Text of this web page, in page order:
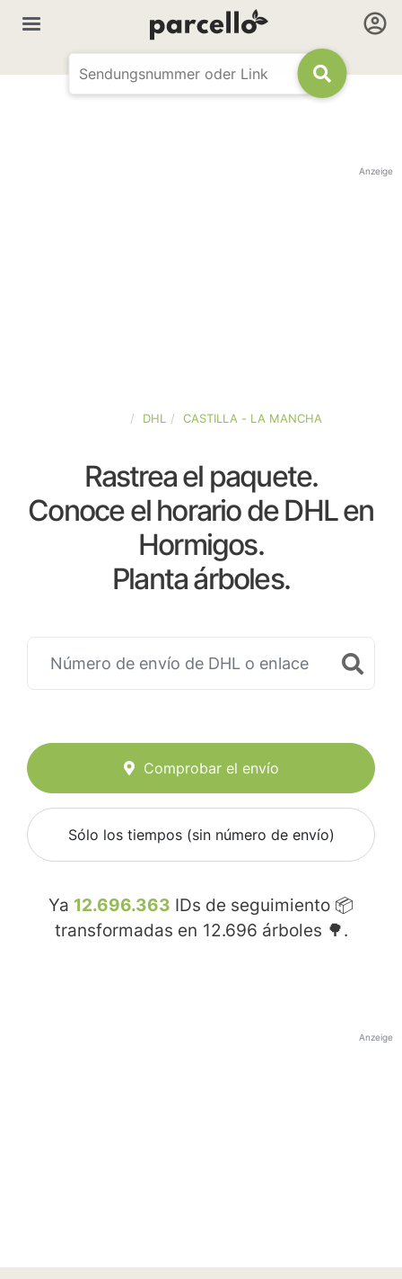
Anzeige
DHL CASTILLA - LA MANCHA
Rastrea el paquete.
Conoce el horario de DHL en
Hormigos.
Planta árboles.
Comprobar el envío
Sólo los tiempos (sin número de envío)
Ya 12.696.363 IDs de seguimiento 📦
transformadas en 12.696 árboles 🌳.
Anzeige